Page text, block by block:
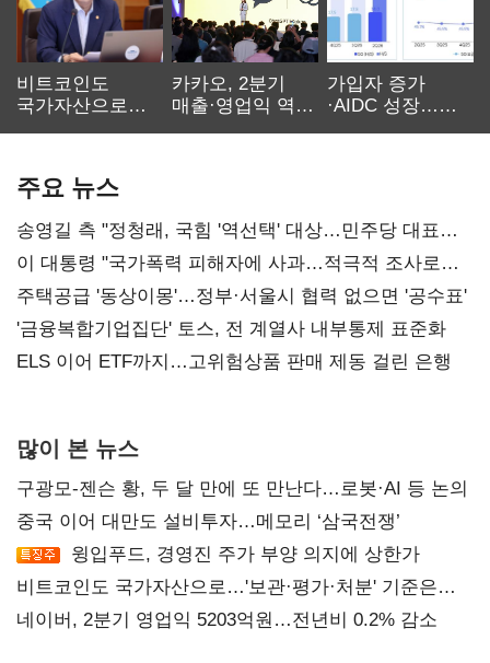
비트코인도
국가자산으로…'
카카오, 2분기
매출·영업익 역대
가입자 증가
·AIDC 성장…
주요 뉴스
송영길 측 "정청래, 국힘 '역선택' 대상…민주당 대표로
총선 지휘 못해"
이 대통령 "국가폭력 피해자에 사과…적극적 조사로
진실 밝혀야"
주택공급 '동상이몽'…정부·서울시 협력 없으면 '공수표'
'금융복합기업집단' 토스, 전 계열사 내부통제 표준화
ELS 이어 ETF까지…고위험상품 판매 제동 걸린 은행
많이 본 뉴스
구광모-젠슨 황, 두 달 만에 또 만난다…로봇·AI 등 논의
중국 이어 대만도 설비투자…메모리 ‘삼국전쟁’
윙입푸드, 경영진 주가 부양 의지에 상한가
비트코인도 국가자산으로…'보관·평가·처분' 기준은
숙제
네이버, 2분기 영업익 5203억원…전년비 0.2% 감소